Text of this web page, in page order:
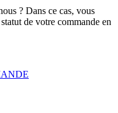
? Dans ce cas, vous
de votre commande en